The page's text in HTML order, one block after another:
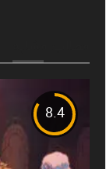
8.4